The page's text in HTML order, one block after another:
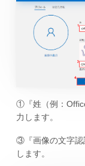
①『姓（例：
力します。
③『画像の文字認
します。